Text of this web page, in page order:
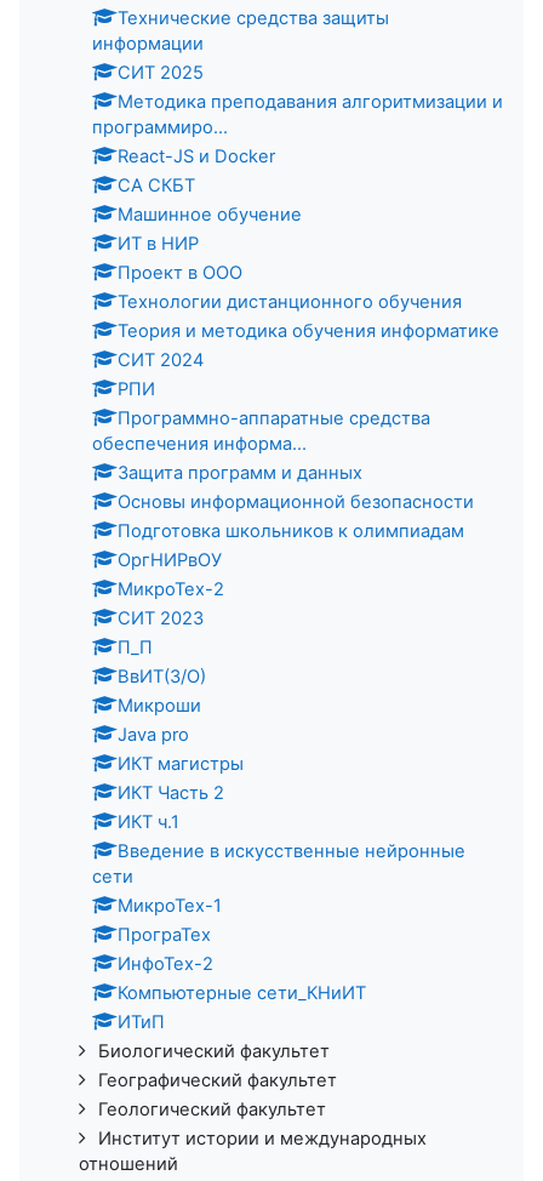
Технические средства защиты
информации
СИТ 2025
Методика преподавания алгоритмизации и
программиро...
React-JS и Docker
СА СКБТ
Машинное обучение
ИТ в НИР
Проект в ООО
Технологии дистанционного обучения
Теория и методика обучения информатике
СИТ 2024
РПИ
Программно-аппаратные средства
обеспечения информа...
Защита программ и данных
Основы информационной безопасности
Подготовка школьников к олимпиадам
ОргНИРвОУ
МикроТех-2
СИТ 2023
П_П
ВвИТ(З/О)
Микроши
Java pro
ИКТ магистры
ИКТ Часть 2
ИКТ ч.1
Введение в искусственные нейронные
сети
МикроТех-1
ПрограТех
ИнфоТех-2
Компьютерные сети_КНиИТ
ИТиП
Биологический факультет
Географический факультет
Геологический факультет
Институт истории и международных
отношений